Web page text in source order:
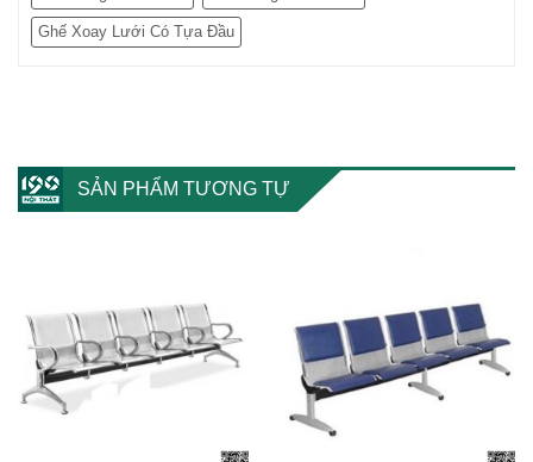
Ghế Xoay Lưới Có Tựa Đầu
SẢN PHẨM TƯƠNG TỰ